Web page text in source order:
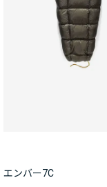
エンバー7C